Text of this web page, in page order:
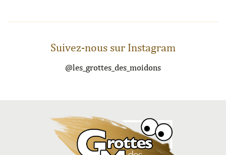
Suivez-nous sur Instagram
@les_grottes_des_moidons